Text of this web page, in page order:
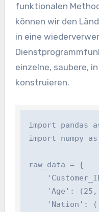
funktionalen
können wir den
in eine
einzelne, saubere,
konstruieren.
import pandas
import numpy
raw_data = {
'Age':
'Nation':